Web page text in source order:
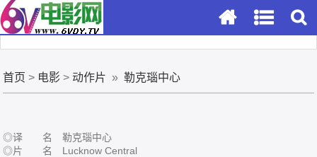
首页 > 电影 >动作片 »勒克瑙中心
◎译 名 勒克瑙中心
◎片 名 Lucknow Central